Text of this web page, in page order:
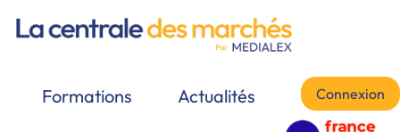
Formations Actualités Connexion